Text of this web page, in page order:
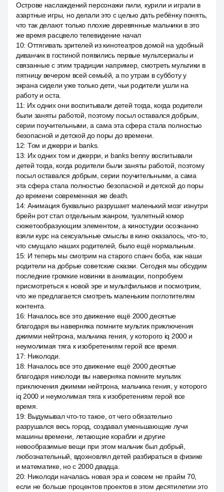
Острове наслаждений персонажи пили, курили и играли в
азартные игры, но делали это с целью дать ребёнку понять,
что так делают только плохие деревянные мальчики в это
же время расцвело телевидение начал
10: Оттягивать зрителей из кинотеатров домой на удобный
диванчик в гостиной появились первые мультсериалы и
связанные с этим традиции например, смотреть мультики в
пятницу вечером всей семьёй, а по утрам в субботу у
экрана сидели уже только дети, чьи родители ушли на
работу и оста.
11: Их одних они воспитывали детей тогда, когда родители
были заняты работой, поэтому посыл оставался добрым,
серии поучительными, а сама эта сфера стала полностью
безопасной и детской до поры до времени.
12: Том и джерри и banks.
13: Их одних том и джерри, и banks benny воспитывали
детей тогда, когда родители были заняты работой, поэтому
посыл оставался добрым, серии поучительными, а сама
эта сфера стала полностью безопасной и детской до поры
до времени современная же death.
14: Анимация буквально разрушает маленький мозг изнутри
брейн рот стал отдельным жанром, туалетный юмор
сюжетообразующим элементом, а киностудии осознанно
взяли курс на сексуальные смыслы в кино оказалось, что-то,
что смущало наших родителей, было ещё нормальным.
15: И теперь мы смотрим на старого спанч боба, как наши
родители на добрые советские сказки. Сегодня мы обсудим
последние громкие новинки в анимации, попробуем
присмотреться к новой эре и мультфильмов и посмотрим,
что же предлагается смотреть маленьким поглотителям
контента.
16: Началось все это движение ещё 2000 десятые
благодаря вы наверняка помните мультик приключения
джимми нейтрона, мальчика гения, у которого iq 2000 и
неумолимая тяга к изобретениям герой все время.
17: Николоди.
18: Началось все это движение ещё 2000 десятые
благодаря николоди вы наверняка помните мультик
приключения джимми нейтрона, мальчика гения, у которого
iq 2000 и неумолимая тяга к изобретениям герой все
время.
19: Выдумывал что-то такое, от чего обязательно
разрушался весь город, создавал уменьшающие лучи
машины времени, летающие корабли и другие
невообразимые вещи при этом мальчик был добрый,
любознательный, вдохновлял детей разбираться в физике
и математике, но с 2000 двадца.
20: Николоди началась новая эра и совсем не прайм 70,
если не больше процентов проектов в этом десятилетии это